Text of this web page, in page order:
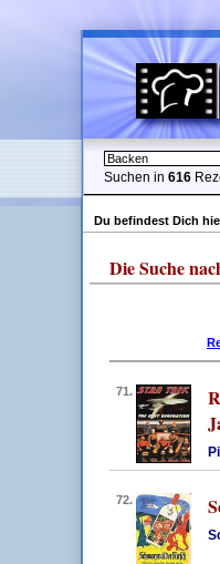
Suchen in 616
Du befindest Dich
Die Suche
71.
72.